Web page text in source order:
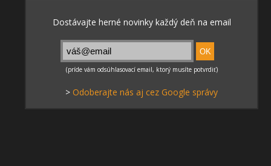
> Odoberajte nás aj cez Google správy